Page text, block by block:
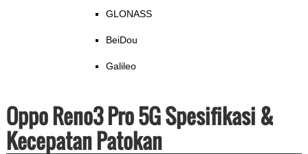
GLONASS
BeiDou
Galileo
Oppo Reno3 Pro 5G Spesifikasi &
Kecepatan Patokan